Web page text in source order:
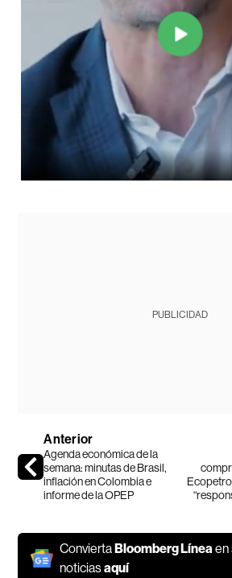
PUBLICIDAD
Anterior
Agenda económica de la
semana: minutas de Brasil,
inflación en Colombia e
informe de la OPEP
ConviertaBloomberg Línea en
noticiasaquí